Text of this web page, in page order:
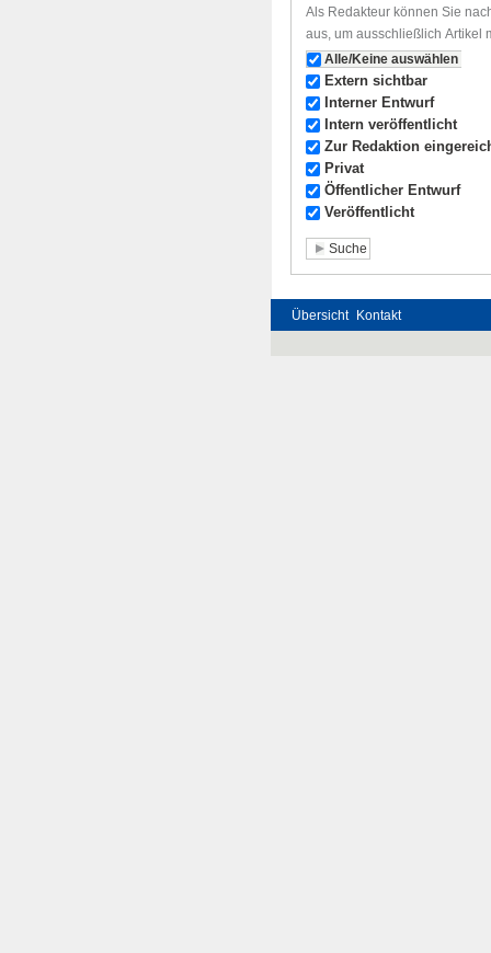
Als Redakteur können Sie
aus, um ausschließlich Artikel
Alle/Keine auswählen
Extern sichtbar
Interner Entwurf
Intern veröffentlicht
Zur Redaktion
Privat
Öffentlicher Entwurf
Veröffentlicht
Übersicht Kontakt